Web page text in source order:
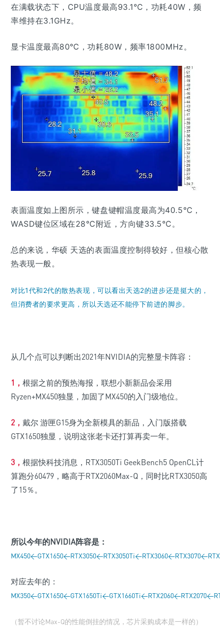
在满载状态下，CPU温度最高93.1℃，功耗40W，频
率维持在3.1GHz。
显卡温度最高80℃，功耗80W，频率1800MHz。
表面温度如上图所示，键盘键帽温度最高为40.5℃，
WASD键位区域在28℃附近，方向键33.5℃。
总的来说，华硕 天选的表面温度控制得较好，但核心散
热表现一般。
对比1代和2代的散热表现，可以看出天选2的进步还是挺大的，
但消费者的要求更高，所以天选还不能停下前进的脚步。
从几个点可以判断出2021年NVIDIA的完整显卡阵容：
1， 根据之前的预热海报，联想小新新品会采用
Ryzen+MX450独显，加固了MX450的入门级地位。
2， 戴尔 游匣G15身为全新模具的新品，入门版搭载
GTX1650独显，说明这张老卡还打算再卖一年。
3， 根据快科技消息，RTX3050Ti GeekBench5 OpenCL计
算跑分60479，略高于RTX2060Max-Q，同时比RTX3050高
了15％。
所以今年的NVIDIA阵容是：
对应去年的：
（暂不讨论Max-Q的性能倒挂的情况，芯片采购成本是一样的）